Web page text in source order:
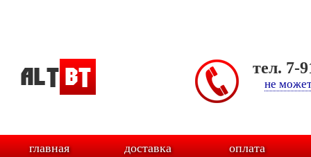
тел. 7-
не
главная доставка оплата